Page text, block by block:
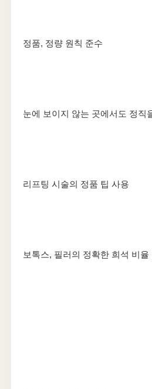
정품, 정량 원칙 준수
눈에 보이지 않는 곳에서도 정직
리프팅 시술의 정품 팁 사용
보톡스, 필러의 정확한 희석 비율